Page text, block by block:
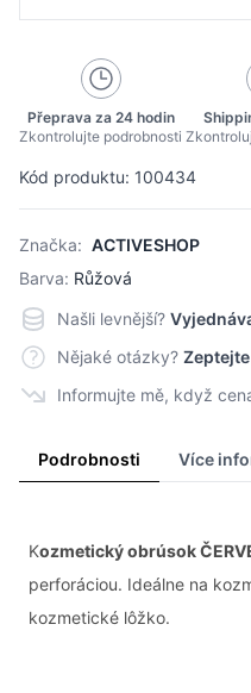
Kód produktu: 100434
Značka: ACTIVESHOP
Barva: Růžová
Přeprava za 24 hodin
Zkontrolujte podrobnosti
Našli levnější?
Nějaké otázky?
Informujte mě, když
Podrobnosti Více
Kozmetický obrúsok
perforáciou. Ideálne na
kozmetické lôžko.